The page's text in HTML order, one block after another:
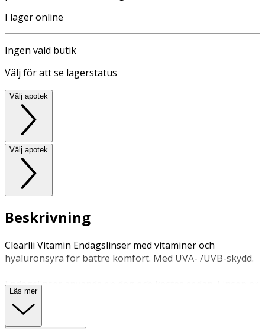
I lager online
Ingen vald butik
Välj för att se lagerstatus
Välj apotek
Välj apotek
Beskrivning
Clearlii Vitamin Endagslinser med vitaminer och
hyaluronsyra för bättre komfort. Med UVA- /UVB-skydd.
Endagslinser används en dag och kastas sedan. Linsen är
inte avsedd att sova med.
Ej temperaturkänslig lins för dagsbruk.
Läs mer